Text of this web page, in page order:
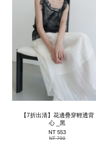
【7折出清】花邊疊穿輕透背
心 _黑
NT 553
NT 790